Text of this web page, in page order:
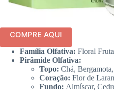
COMPRE AQUI
Família Olfativa: Floral
Pirâmide Olfativa:
Topo: Chá,
Coração: Flor de
Fundo: Almíscar,